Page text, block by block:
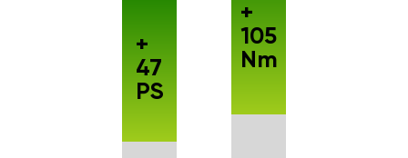
+
47
PS
+
105
Nm